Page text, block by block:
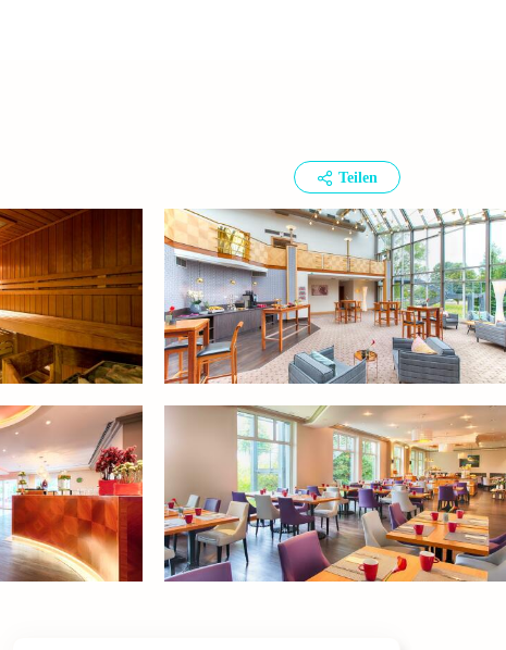
Teilen